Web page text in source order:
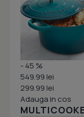
- 45 %
549.99 lei
299.99 lei
Adauga in cos